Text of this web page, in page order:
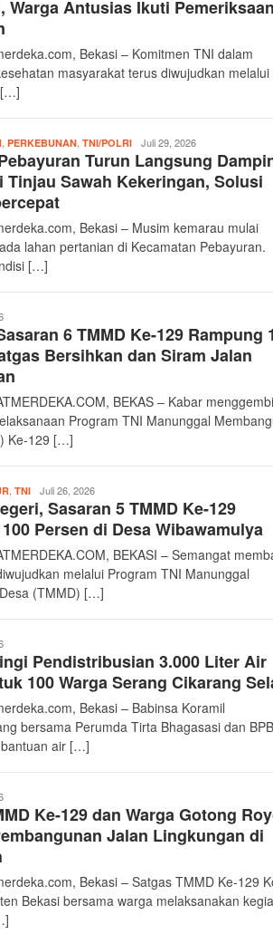
Warga Antusias Ikuti Pemeriksaan
Bekasi – Komitmen TNI dalam
masyarakat terus diwujudkan melalui
[…]
PERKEBUNAN TNI/POLRI Merdeka17
Juli 29, 2026
Turun Langsung
Tinjau Sawah Kekeringan, Solusi
Bekasi – Musim kemarau mulai
lahan pertanian di Kecamatan Pebayuran.
[…]
6 TMMD Ke-129 Rampung
Bersihkan dan Siram Jalan
BEKAS – Kabar
Program TNI Manunggal
Ke-129 […]
TNI Merdeka17
Juli 26, 2026
Sasaran 5 TMMD Ke-129
Persen di Desa Wibawamulya
BEKASI – Semangat
melalui Program TNI Manunggal
(TMMD) […]
Pendistribusian 3.000 Liter Air
100 Warga Serang Cikarang
Bekasi – Babinsa Koramil
bersama Perumda Tirta Bhagasasi dan
air […]
Ke-129 dan Warga Gotong
Jalan Lingkungan di
Bekasi – Satgas TMMD Ke-129
Bekasi bersama warga melaksanakan